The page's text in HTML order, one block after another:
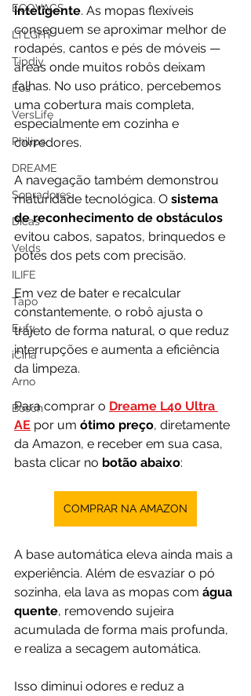
ECOVACS
LTLGHY
Tipdiy
Eos
VersLife
Philips
DREAME
Sopradores
Dicas
Velds
ILIFE
Tapo
Eufy
iCina
Arno
Bosch
inteligente. As mopas flexíveis
conseguem se aproximar melhor de
rodapés, cantos e pés de móveis —
áreas onde muitos robôs deixam
falhas. No uso prático, percebemos
uma cobertura mais completa,
especialmente em cozinha e
corredores.
A navegação também demonstrou
maturidade tecnológica. O sistema
de reconhecimento de obstáculos
evitou cabos, sapatos, brinquedos e
potes dos pets com precisão.
Em vez de bater e recalcular
constantemente, o robô ajusta o
trajeto de forma natural, o que reduz
interrupções e aumenta a eficiência
da limpeza.
Para comprar o Dreame L40 Ultra
AE por um ótimo preço, diretamente
da Amazon, e receber em sua casa,
basta clicar no botão abaixo:
COMPRAR NA AMAZON
A base automática eleva ainda mais a
experiência. Além de esvaziar o pó
sozinha, ela lava as mopas com água
quente, removendo sujeira
acumulada de forma mais profunda,
e realiza a secagem automática.
Isso diminui odores e reduz a